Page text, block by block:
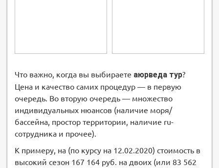
Что важно, когда вы выбираете аюрведа тур?
Цена и качество самих процедур — в первую
очередь. Во вторую очередь — множество
индивидуальных нюансов (наличие моря/
бассейна, простор территории, наличие ru-
сотрудника и прочее).
К примеру, на (по курсу на 12.02.2020) стоимость в
высокий сезон 167 164 руб. на двоих (или 83 562